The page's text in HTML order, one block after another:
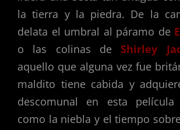
la tierra y la piedra. De la
delata el umbral al páramo de
o las colinas de Shirley
aquello que alguna vez fue
maldito tiene cabida y
descomunal en esta película
como la niebla y el tiempo